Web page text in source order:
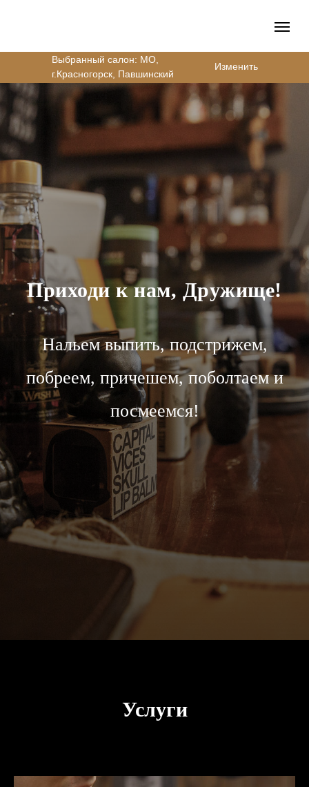
Выбранный салон: МО,
г.Красногорск, Павшинский
бульвар, д.17
Изменить
Приходи к нам, Дружище!
Нальем выпить, подстрижем,
побреем, причешем, поболтаем и
посмеемся!
Услуги